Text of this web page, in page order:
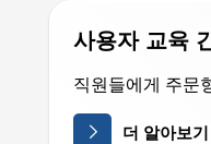
사용자 교육
직원들에게 주문
더 알아보기